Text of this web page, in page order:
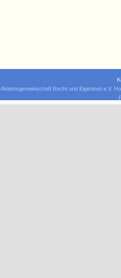
Aktionsgemeinschaft Recht und Eigentum e.V.